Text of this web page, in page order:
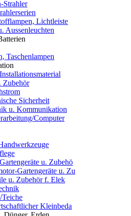
Strahler
Lichtleiste
Aussenleuchten
Taschenlampen
Zubehör
Sicherheit
u. Kommunikation
Computer
u. Zubehö
Gartengeräte u. Zu
u. Zubehör f. Elek
Teiche
Kleinbeda